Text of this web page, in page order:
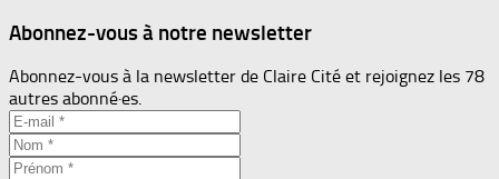
Abonnez-vous à notre newsletter
Abonnez-vous à la newsletter de Claire Cité et rejoignez les 78
autres abonné·es.